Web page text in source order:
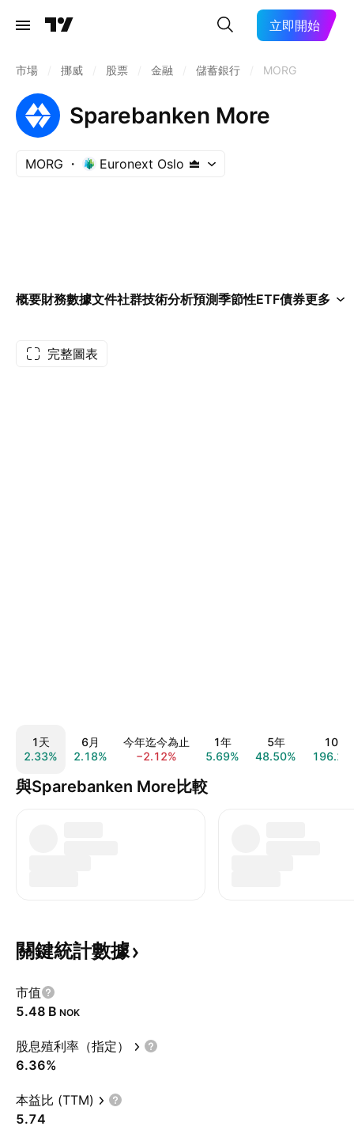
立即開始
市場 挪威 股票 金融 儲蓄銀行 MORG
Sparebanken More
MORG Euronext Oslo
概要財務數據文件社群技術分析預測季節性ETF債券更多
完整圖表
1天
2.33%
6月
2.18%
今年迄今為止
−2.12%
1年
5.69%
5年
48.50%
10年
與Sparebanken More比較
關鍵統計數據
市值
‪5.48 B‬ NOK
股息殖利率（指定）
6.36%
本益比 (TTM)
5.74